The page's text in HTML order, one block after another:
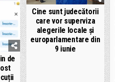
de
Cine sunt judecătorii
care vor superviza
alegerile locale și
europarlamentare din
9 iunie